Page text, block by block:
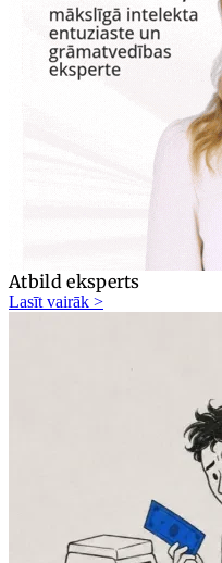
Atbild eksperts
Lasīt vairāk >